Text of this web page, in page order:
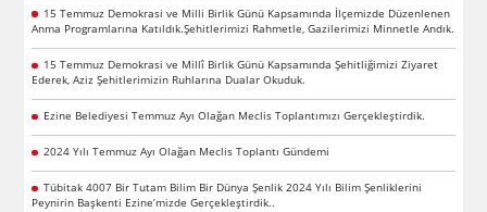
15 Temmuz Demokrasi ve Milli Birlik Günü Kapsamında İlçemizde Düzenlenen
Anma Programlarına Katıldık.Şehitlerimizi Rahmetle, Gazilerimizi Minnetle Andık.
15 Temmuz Demokrasi ve Millî Birlik Günü Kapsamında Şehitliğimizi Ziyaret
Ederek, Aziz Şehitlerimizin Ruhlarına Dualar Okuduk.
Ezine Belediyesi Temmuz Ayı Olağan Meclis Toplantımızı Gerçekleştirdik.
2024 Yılı Temmuz Ayı Olağan Meclis Toplantı Gündemi
Tübitak 4007 Bir Tutam Bilim Bir Dünya Şenlik 2024 Yılı Bilim Şenliklerini
Peynirin Başkenti Ezine’mizde Gerçekleştirdik..